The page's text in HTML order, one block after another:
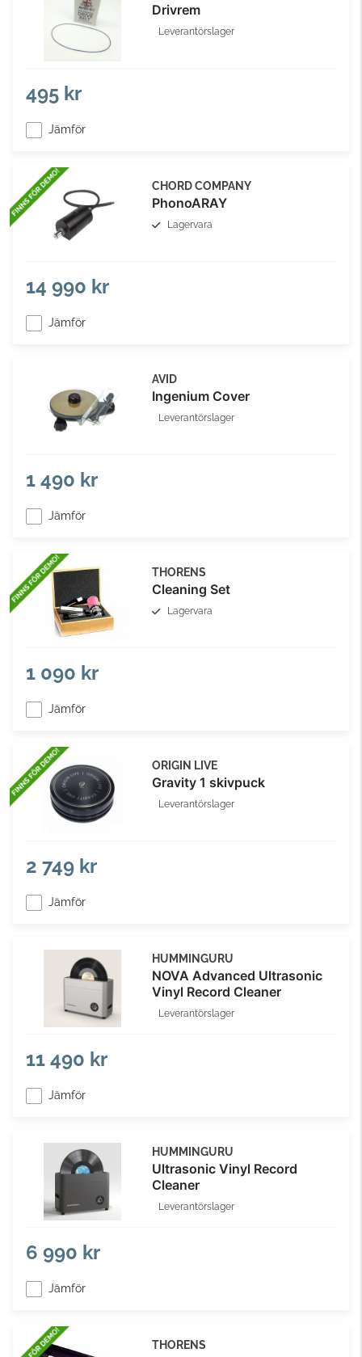
Drivrem
Leverantörslager
495 kr
Jämför
CHORD COMPANY
PhonoARAY
Lagervara
14 990 kr
Jämför
AVID
Ingenium Cover
Leverantörslager
1 490 kr
Jämför
THORENS
Cleaning Set
Lagervara
1 090 kr
Jämför
ORIGIN LIVE
Gravity 1 skivpuck
Leverantörslager
2 749 kr
Jämför
HUMMINGURU
NOVA Advanced Ultrasonic
Vinyl Record Cleaner
Leverantörslager
11 490 kr
Jämför
HUMMINGURU
Ultrasonic Vinyl Record
Cleaner
Leverantörslager
6 990 kr
Jämför
THORENS